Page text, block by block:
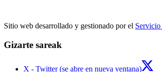
Sitio web desarrollado y gestionado por el
Gizarte sareak
X - Twitter (se abre en nueva ventana)